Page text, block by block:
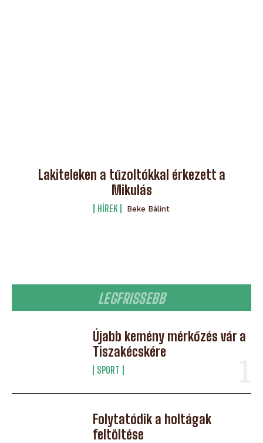
Lakiteleken a tűzoltókkal érkezett a
Mikulás
HÍREK Beke Bálint
LEGFRISSEBB
Újabb kemény mérkőzés vár a
Tiszakécskére
SPORT
Folytatódik a holtágak
feltöltése